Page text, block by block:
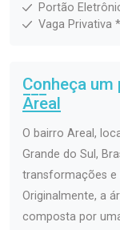
Portão
Vaga Privativa
Conheça
Areal
O bairro Areal,
Grande do Sul,
transformações e
Originalmente, a
composta por